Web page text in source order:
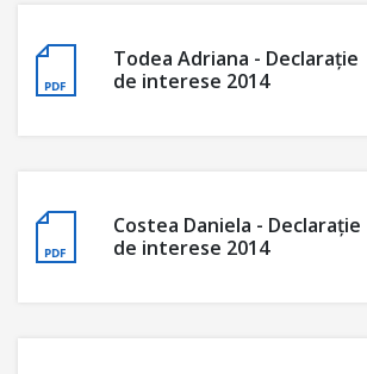
Todea Adriana - Declaraţie
de interese 2014
Costea Daniela - Declaraţie
de interese 2014